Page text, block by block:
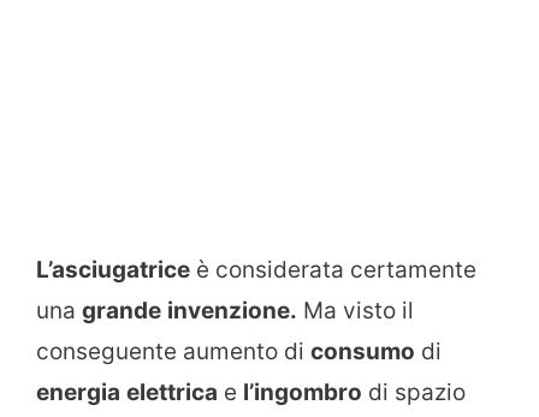
L’asciugatrice è considerata certamente
una grande invenzione. Ma visto il
conseguente aumento di consumo di
energia elettrica e l’ingombro di spazio